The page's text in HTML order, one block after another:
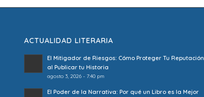
ACTUALIDAD LITERARIA
El Mitigador de Riesgos: Cómo Proteger Tu Reputación
al Publicar tu Historia
agosto 3, 2026 - 7:40 pm
El Poder de la Narrativa: Por qué un Libro es la Mejor